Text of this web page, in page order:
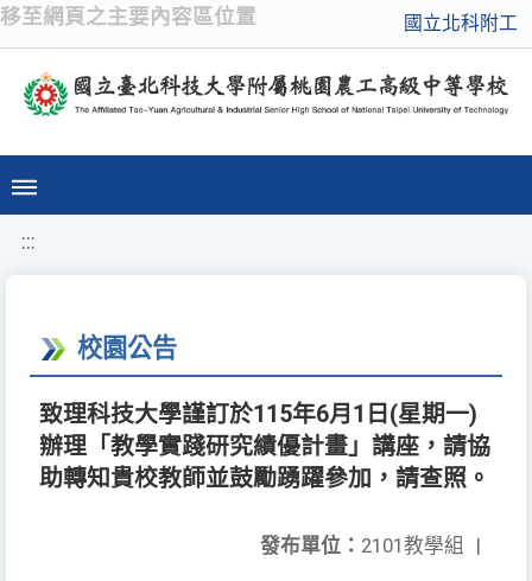
移至網頁之主要內容區位置 國立北科附工
:::
校園公告
致理科技大學謹訂於115年6月1日(星期一)
辦理「教學實踐研究績優計畫」講座，請協
助轉知貴校教師並鼓勵踴躍參加，請查照。
發布單位： 2101教學組 |